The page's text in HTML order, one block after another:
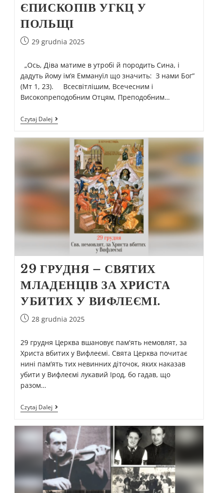
ЄПИСКОПІВ УГКЦ У
ПОЛЬЩІ
29 grudnia 2025
„Ось, Діва матиме в утробі й породить Cина, і
дадуть йому ім’я Еммануїл що значить: З нами Бог”
(Мт 1, 23). Всесвітлішим, Всечесним і
Високопреподобним Отцям, Преподобним…
Czytaj Dalej
29 ГРУДНЯ – СВЯТИХ
МЛАДЕНЦІВ ЗА ХРИСТА
УБИТИХ У ВИФЛЕЄМІ.
28 grudnia 2025
29 грудня Церква вшановує пам'ять немовлят, за
Христа вбитих у Вифлеємі. Свята Церква почитає
нині пам’ять тих невинних діточок, яких наказав
убити у Вифлеємі лукавий Ірод, бо гадав, що
разом…
Czytaj Dalej